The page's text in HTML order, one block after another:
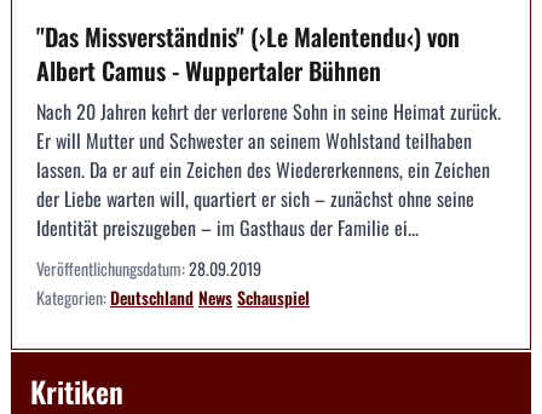
"Das Missverständnis" (›Le Malentendu‹) von
Albert Camus - Wuppertaler Bühnen
Nach 20 Jahren kehrt der verlorene Sohn in seine Heimat zurück.
Er will Mutter und Schwester an seinem Wohlstand teilhaben
lassen. Da er auf ein Zeichen des Wiedererkennens, ein Zeichen
der Liebe warten will, quartiert er sich – zunächst ohne seine
Identität preiszugeben – im Gasthaus der Familie ei...
Veröffentlichungsdatum:28.09.2019
Kategorien:DeutschlandNewsSchauspiel
Kritiken